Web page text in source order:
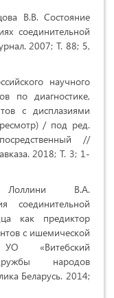
В.В. Состояние
соединительной
2007; Т. 88; 5,
научного
по диагностике,
с дисплазиями
/ под ред.
//
2018; Т. 3; 1-
В.А.
соединительной
как предиктор
с ишемической
«Витебский
народов
Беларусь. 2014;